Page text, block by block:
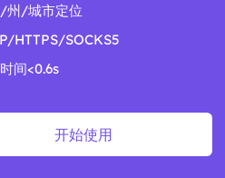
州/城市定位
HTTPS/SOCKS5
间<0.6s
开始使用